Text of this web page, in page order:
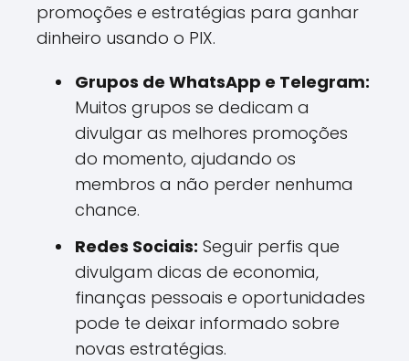
promoções e estratégias para ganhar
dinheiro usando o PIX.
Grupos de WhatsApp e Telegram:
Muitos grupos se dedicam a
divulgar as melhores promoções
do momento, ajudando os
membros a não perder nenhuma
chance.
Redes Sociais: Seguir perfis que
divulgam dicas de economia,
finanças pessoais e oportunidades
pode te deixar informado sobre
novas estratégias.